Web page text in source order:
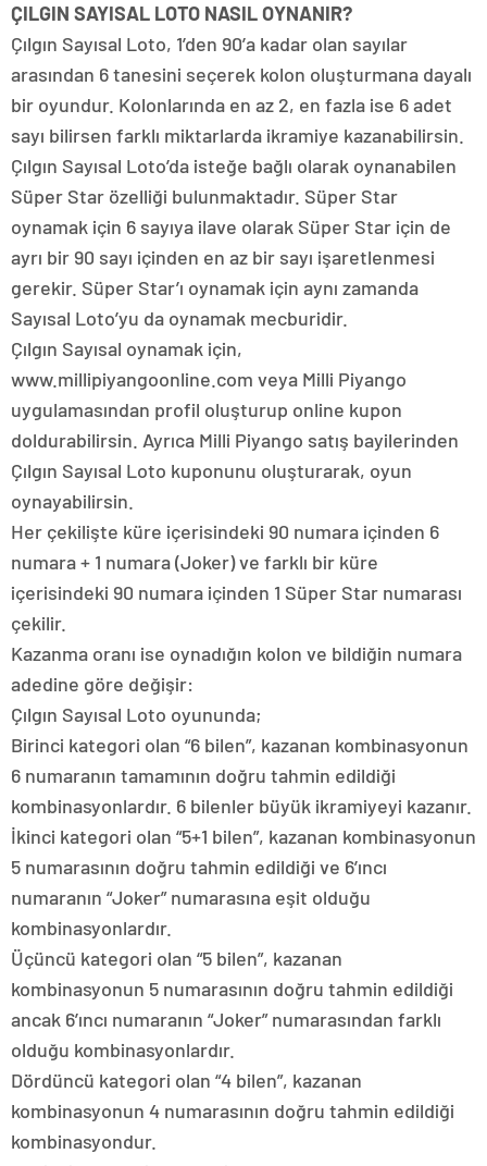
ÇILGIN SAYISAL LOTO NASIL OYNANIR?
Çılgın Sayısal Loto, 1’den 90’a kadar olan sayılar
arasından 6 tanesini seçerek kolon oluşturmana dayalı
bir oyundur. Kolonlarında en az 2, en fazla ise 6 adet
sayı bilirsen farklı miktarlarda ikramiye kazanabilirsin.
Çılgın Sayısal Loto’da isteğe bağlı olarak oynanabilen
Süper Star özelliği bulunmaktadır. Süper Star
oynamak için 6 sayıya ilave olarak Süper Star için de
ayrı bir 90 sayı içinden en az bir sayı işaretlenmesi
gerekir. Süper Star’ı oynamak için aynı zamanda
Sayısal Loto’yu da oynamak mecburidir.
Çılgın Sayısal oynamak için,
www.millipiyangoonline.com veya Milli Piyango
uygulamasından profil oluşturup online kupon
doldurabilirsin. Ayrıca Milli Piyango satış bayilerinden
Çılgın Sayısal Loto kuponunu oluşturarak, oyun
oynayabilirsin.
Her çekilişte küre içerisindeki 90 numara içinden 6
numara + 1 numara (Joker) ve farklı bir küre
içerisindeki 90 numara içinden 1 Süper Star numarası
çekilir.
Kazanma oranı ise oynadığın kolon ve bildiğin numara
adedine göre değişir:
Çılgın Sayısal Loto oyununda;
Birinci kategori olan “6 bilen”, kazanan kombinasyonun
6 numaranın tamamının doğru tahmin edildiği
kombinasyonlardır. 6 bilenler büyük ikramiyeyi kazanır.
İkinci kategori olan “5+1 bilen”, kazanan kombinasyonun
5 numarasının doğru tahmin edildiği ve 6’ıncı
numaranın “Joker” numarasına eşit olduğu
kombinasyonlardır.
Üçüncü kategori olan “5 bilen”, kazanan
kombinasyonun 5 numarasının doğru tahmin edildiği
ancak 6’ıncı numaranın “Joker” numarasından farklı
olduğu kombinasyonlardır.
Dördüncü kategori olan “4 bilen”, kazanan
kombinasyonun 4 numarasının doğru tahmin edildiği
kombinasyondur.